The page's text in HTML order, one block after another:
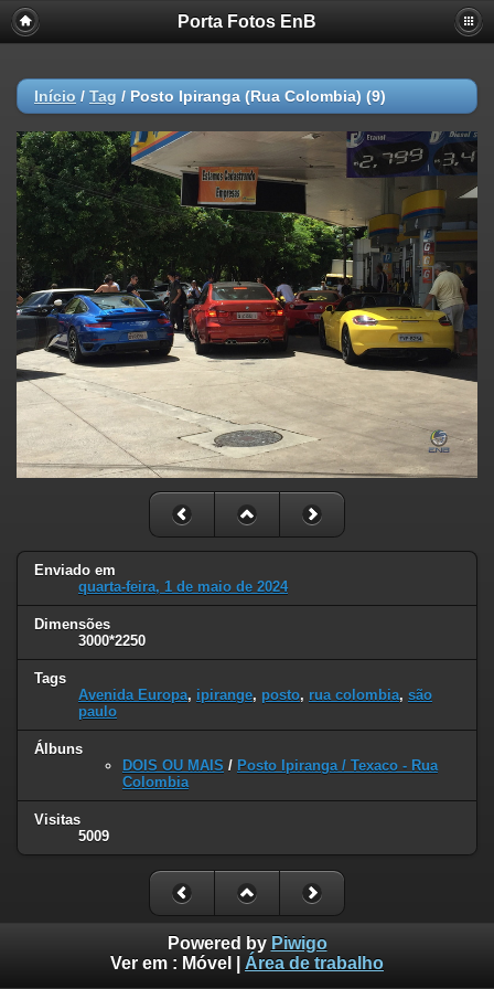
Porta Fotos EnB
Início / Tag / Posto Ipiranga (Rua Colombia) (9)
Enviado em
quarta-feira, 1 de maio de 2024
Dimensões
3000*2250
Tags
Avenida Europa, ipirange, posto, rua colombia, são
paulo
Álbuns
DOIS OU MAIS / Posto Ipiranga / Texaco - Rua
Colombia
Visitas
5009
Powered by Piwigo
Ver em : Móvel Área de trabalho